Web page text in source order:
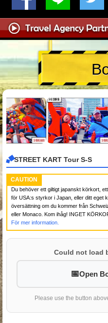
STREET KART Tour S-S
CAUTION
Du behöver ett giltigt japanskt körkort,
för USA:s styrkor i Japan, eller ditt eget
översättning om du kommer från
eller Monaco. Kom ihåg! INGET
För mer information.
Could not load
Open
Please use the button